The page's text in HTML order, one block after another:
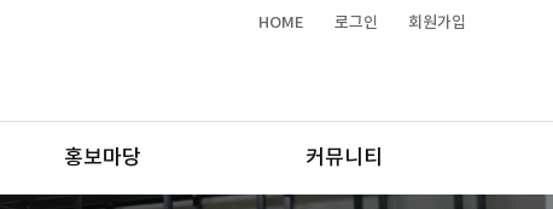
HOME 로그인 회원가입
홍보마당 커뮤니티